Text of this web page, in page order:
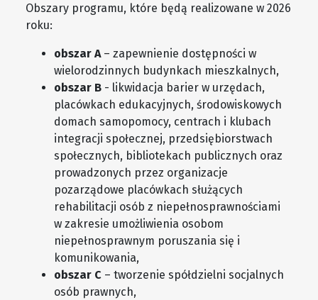
Obszary programu, które będą realizowane w 2026
roku:
obszar A– zapewnienie dostępności w
wielorodzinnych budynkach mieszkalnych,
obszar B - likwidacja barier w urzędach,
placówkach edukacyjnych, środowiskowych
domach samopomocy, centrach i klubach
integracji społecznej, przedsiębiorstwach
społecznych, bibliotekach publicznych oraz
prowadzonych przez organizacje
pozarządowe placówkach służących
rehabilitacji osób z niepełnosprawnościami
w zakresie umożliwienia osobom
niepełnosprawnym poruszania się i
komunikowania,
obszar C – tworzenie spółdzielni socjalnych
osób prawnych,